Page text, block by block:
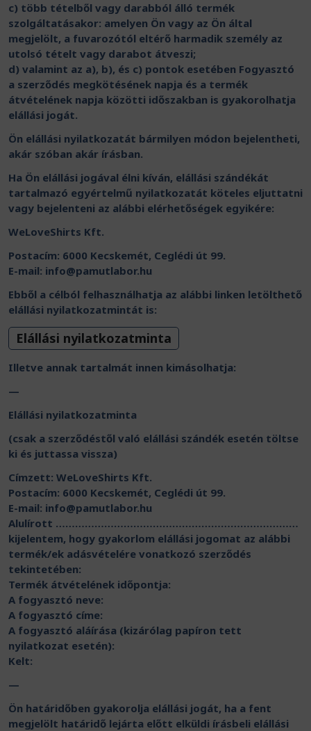
c) több tételből vagy darabból álló termék
szolgáltatásakor: amelyen Ön vagy az Ön által
megjelölt, a fuvarozótól eltérő harmadik személy az
utolsó tételt vagy darabot átveszi;
d) valamint az a), b), és c) pontok esetében Fogyasztó
a szerződés megkötésének napja és a termék
átvételének napja közötti időszakban is gyakorolhatja
elállási jogát.
Ön elállási nyilatkozatát bármilyen módon bejelentheti,
akár szóban akár írásban.
Ha Ön elállási jogával élni kíván, elállási szándékát
tartalmazó egyértelmű nyilatkozatát köteles eljuttatni
vagy bejelenteni az alábbi elérhetőségek egyikére:
WeLoveShirts Kft.
Postacím: 6000 Kecskemét, Ceglédi út 99.
E-mail: info@pamutlabor.hu
Ebből a célból felhasználhatja az alábbi linken letölthető
elállási nyilatkozatmintát is:
Elállási nyilatkozatminta
Illetve annak tartalmát innen kimásolhatja:
—
Elállási nyilatkozatminta
(csak a szerződéstől való elállási szándék esetén töltse
ki és juttassa vissza)
Címzett: WeLoveShirts Kft.
Postacím: 6000 Kecskemét, Ceglédi út 99.
E-mail: info@pamutlabor.hu
Alulírott …………………………………………………………………
kijelentem, hogy gyakorlom elállási jogomat az alábbi
termék/ek adásvételére vonatkozó szerződés
tekintetében:
Termék átvételének időpontja:
A fogyasztó neve:
A fogyasztó címe:
A fogyasztó aláírása (kizárólag papíron tett
nyilatkozat esetén):
Kelt:
—
Ön határidőben gyakorolja elállási jogát, ha a fent
megjelölt határidő lejárta előtt elküldi írásbeli elállási